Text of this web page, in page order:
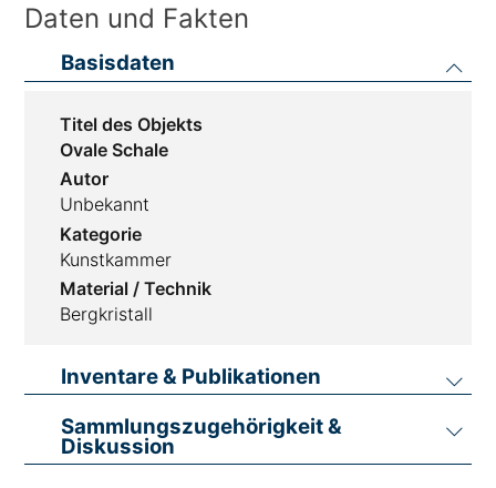
Daten und Fakten
Basisdaten
Titel des Objekts
Ovale Schale
Autor
Unbekannt
Kategorie
Kunstkammer
Material / Technik
Bergkristall
Inventare & Publikationen
Sammlungszugehörigkeit &
Diskussion